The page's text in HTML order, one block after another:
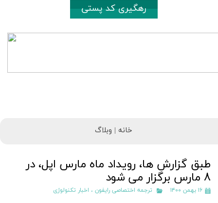
رهگیری کد پستی
خانه | وبلاگ
طبق گزارش ها، رویداد ماه مارس اپل، در
8 مارس برگزار می شود
۱۶ بهمن ۱۴۰۰ ترجمه اختصاصی رایفون ، اخبار تکنولوژی